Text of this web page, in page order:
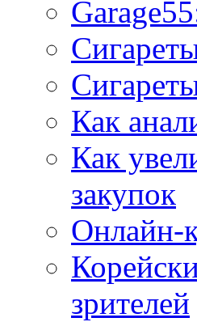
Как
Как
закупок
Онлайн-
зрителей